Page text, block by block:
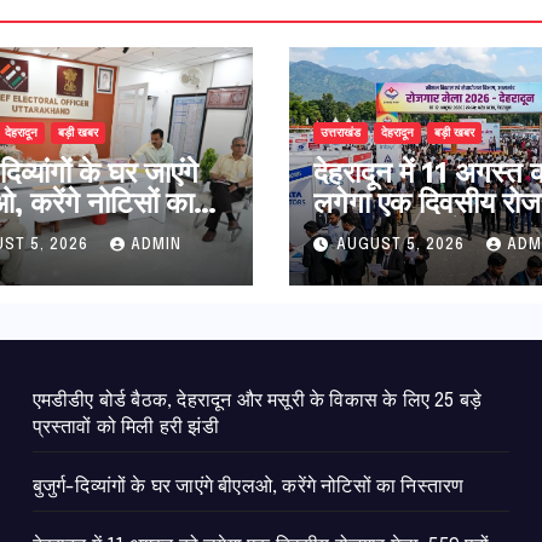
देहरादून बड़ी खबर
के घर जाएंगे
करेंगे नोटिसों का
5, 2026 ADMIN
उत्तराखंड देहरादून बड़ी खबर
​देहरादून में 11 अगस्त
लगेगा एक दिवसीय
मेला, 559 पदों पर
AUGUST 5, 2026
एमडीडीए बोर्ड बैठक, देहरादून और मसूरी के विकास के लिए 25 बड़े
प्रस्तावों को मिली हरी झंडी
बुजुर्ग-दिव्यांगों के घर जाएंगे बीएलओ, करेंगे नोटिसों का निस्तारण